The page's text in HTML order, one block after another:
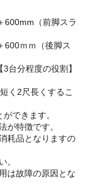
600mm（前脚スラ
600ｍｍ（後脚ス
台分程度の役割】
く2尺長くするこ
できます。
が特徴です。
耗品となりますの
。
は故障の原因とな